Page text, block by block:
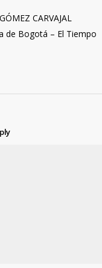
CARVAJAL
de Bogotá – El Tiempo